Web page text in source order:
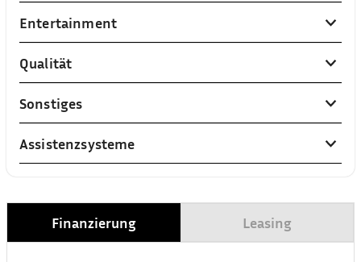
Entertainment
Qualität
Sonstiges
Assistenzsysteme
Finanzierung Leasing